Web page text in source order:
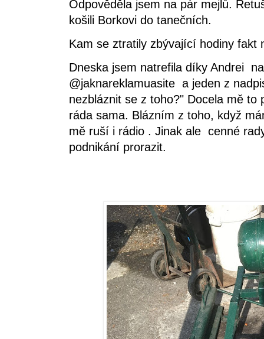
Odpověděla jsem na pár mejlů.
košili Borkovi do tanečních.
Kam se ztratily zbývající hodiny fakt
Dneska jsem natrefila díky Andrei
@jaknareklamuasite a jeden z
nezbláznit se z toho?" Docela mě
ráda sama. Blázním z toho, když
mě ruší i rádio . Jinak ale cenné
podnikání prorazit.